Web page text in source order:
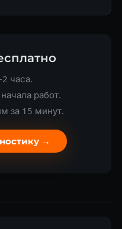
часа.
работ.
за 15 минут.
→